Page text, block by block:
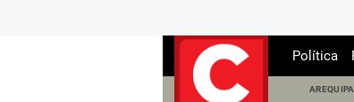
Política
AREQUIPA